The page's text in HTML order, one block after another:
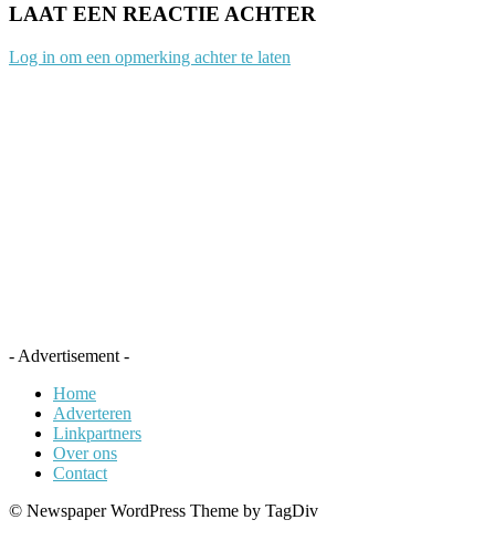
LAAT EEN REACTIE ACHTER
Log in om een opmerking achter te laten
- Advertisement -
Home
Adverteren
Linkpartners
Over ons
Contact
© Newspaper WordPress Theme by TagDiv